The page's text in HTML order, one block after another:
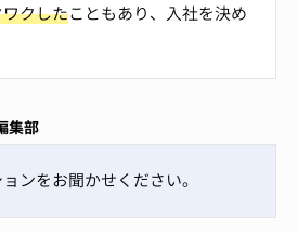
クしたこともあり、入社を決め
集部
ンをお聞かせください。